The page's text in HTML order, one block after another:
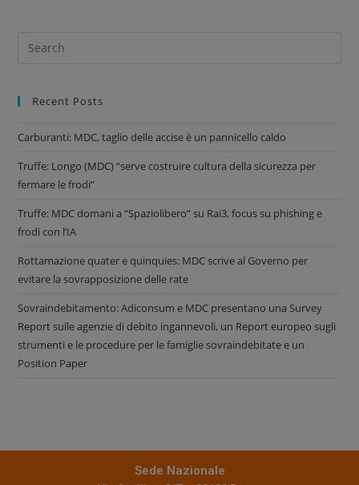
Recent Posts
Carburanti: MDC, taglio delle accise è un pannicello caldo
Truffe: Longo (MDC) “serve costruire cultura della sicurezza per
fermare le frodi”
Truffe: MDC domani a “Spaziolibero” su Rai3, focus su phishing e
frodi con l’IA
Rottamazione quater e quinquies: MDC scrive al Governo per
evitare la sovrapposizione delle rate
Sovraindebitamento: Adiconsum e MDC presentano una Survey
Report sulle agenzie di debito ingannevoli, un Report europeo sugli
strumenti e le procedure per le famiglie sovraindebitate e un
Position Paper
Sede Nazionale